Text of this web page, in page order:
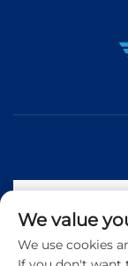
We value
We use cookies